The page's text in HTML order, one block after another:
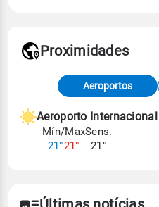
Fonte: dados
meteorológicas e
de Tempo e Estudos
Para obter mais
Proximidades
Aeroportos
Aeroporto
Mín/Max
21°21°
Sens.
21°